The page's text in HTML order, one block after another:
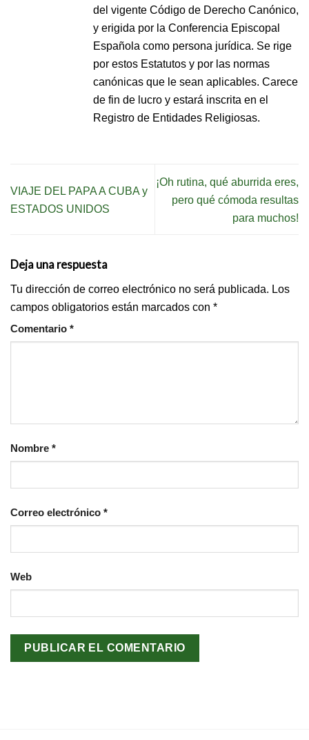
del vigente Código de Derecho Canónico,
y erigida por la Conferencia Episcopal
Española como persona jurídica. Se rige
por estos Estatutos y por las normas
canónicas que le sean aplicables. Carece
de fin de lucro y estará inscrita en el
Registro de Entidades Religiosas.
VIAJE DEL PAPA A CUBA y
ESTADOS UNIDOS
¡Oh rutina, qué aburrida eres,
pero qué cómoda resultas
para muchos!
Deja una respuesta
Tu dirección de correo electrónico no será publicada. Los
campos obligatorios están marcados con *
Comentario *
Nombre *
Correo electrónico *
Web